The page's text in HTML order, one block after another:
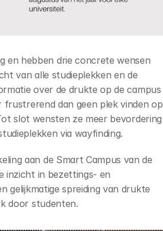
en hebben drie concrete wensen
van alle studieplekken en de
over de drukte op de campus
dan geen plek vinden op
slot wensten ze meer bevordering
via wayfinding.
aan de Smart Campus van de
inzicht in bezettings- en
gelijkmatige spreiding van drukte
door studenten.